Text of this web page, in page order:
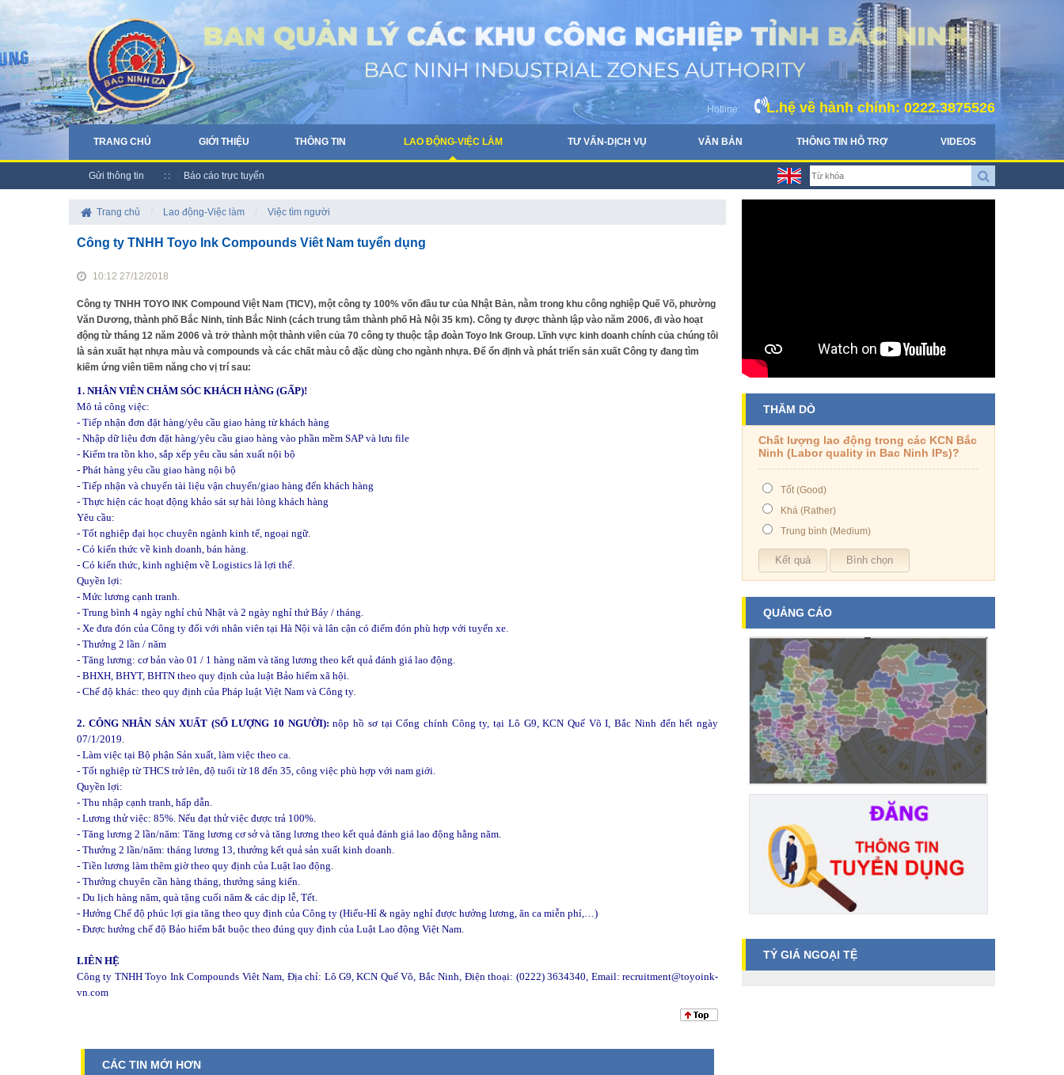
Hotline: L.hệ về hành chính: 0222.3875526
TRANG CHỦ GIỚI THIỆU THÔNG TIN LAO ĐỘNG-VIỆC LÀM TƯ VẤN-DỊCH VỤ VĂN BẢN THÔNG TIN HỖ TRỢ VIDEOS
Gửi thông tin Báo cáo trực tuyến
Trang chủ Lao động-Việc làm Việc tìm người
Công ty TNHH Toyo Ink Compounds Viêt Nam tuyển dụng
10:12 27/12/2018
Công ty TNHH TOYO INK Compound Việt Nam (TICV), một công ty 100% vốn đầu tư của Nhật Bản, nằm trong khu công nghiệp Quế Võ, phường
Văn Dương, thành phố Bắc Ninh, tỉnh Bắc Ninh (cách trung tâm thành phố Hà Nội 35 km). Công ty được thành lập vào năm 2006, đi vào hoạt
động từ tháng 12 năm 2006 và trở thành một thành viên của 70 công ty thuộc tập đoàn Toyo Ink Group. Lĩnh vực kinh doanh chính của chúng tôi
là sản xuất hạt nhựa màu và compounds và các chất màu cô đặc dùng cho ngành nhựa. Để ổn định và phát triển sản xuất Công ty đang tìm
kiếm ứng viên tiềm năng cho vị trí sau:
1. NHÂN VIÊN CHĂM SÓC KHÁCH HÀNG (GẤP)!
Mô tả công việc:
- Tiếp nhận đơn đặt hàng/yêu cầu giao hàng từ khách hàng
- Nhập dữ liệu đơn đặt hàng/yêu cầu giao hàng vào phần mềm SAP và lưu file
- Kiểm tra tồn kho, sắp xếp yêu cầu sản xuất nội bộ
- Phát hàng yêu cầu giao hàng nội bộ
- Tiếp nhận và chuyển tài liệu vận chuyển/giao hàng đến khách hàng
- Thực hiện các hoạt động khảo sát sự hài lòng khách hàng
Yêu cầu:
- Tốt nghiệp đại học chuyên ngành kinh tế, ngoại ngữ.
- Có kiến thức về kinh doanh, bán hàng.
- Có kiến thức, kinh nghiệm về Logistics là lợi thế.
Quyền lợi:
- Mức lương cạnh tranh.
- Trung bình 4 ngày nghỉ chủ Nhật và 2 ngày nghỉ thứ Bảy / tháng.
- Xe đưa đón của Công ty đối với nhân viên tại Hà Nội và lân cận có điểm đón phù hợp với tuyến xe.
- Thưởng 2 lần / năm
- Tăng lương: cơ bản vào 01 / 1 hàng năm và tăng lương theo kết quả đánh giá lao động.
- BHXH, BHYT, BHTN theo quy định của luật Bảo hiểm xã hội.
- Chế độ khác: theo quy định của Pháp luật Việt Nam và Công ty.
2. CÔNG NHÂN SẢN XUẤT (SỐ LƯỢNG 10 NGƯỜI): nộp hồ sơ tại Cổng chính Công ty, tại Lô G9, KCN Quế Võ I, Bắc Ninh đến hết ngày
07/1/2019.
- Làm việc tại Bộ phận Sản xuất, làm việc theo ca.
- Tốt nghiệp từ THCS trở lên, độ tuổi từ 18 đến 35, công việc phù hợp với nam giới.
Quyền lợi:
- Thu nhập cạnh tranh, hấp dẫn.
- Lương thử việc: 85%. Nếu đạt thử việc được trả 100%.
- Tăng lương 2 lần/năm: Tăng lương cơ sở và tăng lương theo kết quả đánh giá lao động hằng năm.
- Thưởng 2 lần/năm: tháng lương 13, thưởng kết quả sản xuất kinh doanh.
- Tiền lương làm thêm giờ theo quy định của Luật lao động.
- Thưởng chuyên cần hàng tháng, thưởng sáng kiến.
- Du lịch hàng năm, quà tặng cuối năm & các dịp lễ, Tết.
- Hưởng Chế độ phúc lợi gia tăng theo quy định của Công ty (Hiếu-Hỉ & ngày nghỉ được hưởng lương, ăn ca miễn phí,…)
- Được hưởng chế độ Bảo hiểm bắt buộc theo đúng quy định của Luật Lao động Việt Nam.
LIÊN HỆ
Công ty TNHH Toyo Ink Compounds Viêt Nam, Địa chỉ: Lô G9, KCN Quế Võ, Bắc Ninh, Điện thoại: (0222) 3634340, Email: recruitment@toyoink-
vn.com
CÁC TIN MỚI HƠN
THĂM DÒ
Chất lượng lao động trong các KCN Bắc
Ninh (Labor quality in Bac Ninh IPs)?
Tốt (Good)
Khá (Rather)
Trung bình (Medium)
QUẢNG CÁO
TỶ GIÁ NGOẠI TỆ